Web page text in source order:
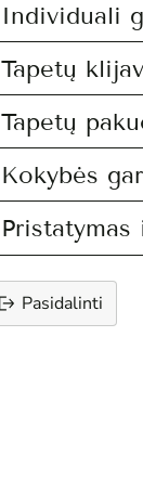
Individuali
Tapetų
Tapetų
Kokybės
Pasidalinti